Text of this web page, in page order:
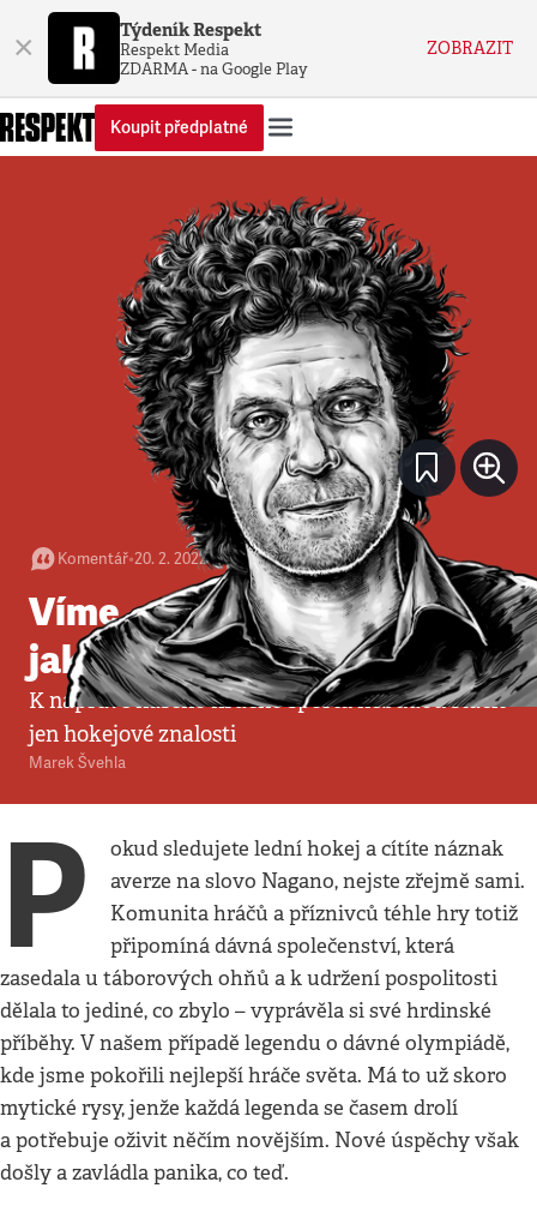
× Týdeník Respekt
Respekt Media
ZDARMA - na Google Play
ZOBRAZIT
Koupit předplatné
Komentář•20. 2. 2022•4minuty
Víme, co dělat, ale nevíme
jak
K nápravě našeho hrdého sportu nebudou stačit
jen hokejové znalosti
Marek Švehla
P
okud sledujete lední hokej a cítíte náznak
averze na slovo Nagano, nejste zřejmě sami.
Komunita hráčů a příznivců téhle hry totiž
připomíná dávná společenství, která
zasedala u táborových ohňů a k udržení pospolitosti
dělala to jediné, co zbylo – vyprávěla si své hrdinské
příběhy. V našem případě legendu o dávné olympiádě,
kde jsme pokořili nejlepší hráče světa. Má to už skoro
mytické rysy, jenže každá legenda se časem drolí
a potřebuje oživit něčím novějším. Nové úspěchy však
došly a zavládla panika, co teď.